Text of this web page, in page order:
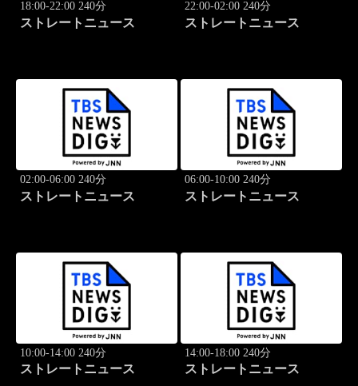
18:00-22:00 240分
ストレートニュース
22:00-02:00 240分
ストレートニュース
02:00-06:00 240分
ストレートニュース
06:00-10:00 240分
ストレートニュース
10:00-14:00 240分
ストレートニュース
14:00-18:00 240分
ストレートニュース